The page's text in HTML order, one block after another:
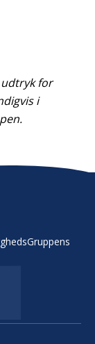
for
i